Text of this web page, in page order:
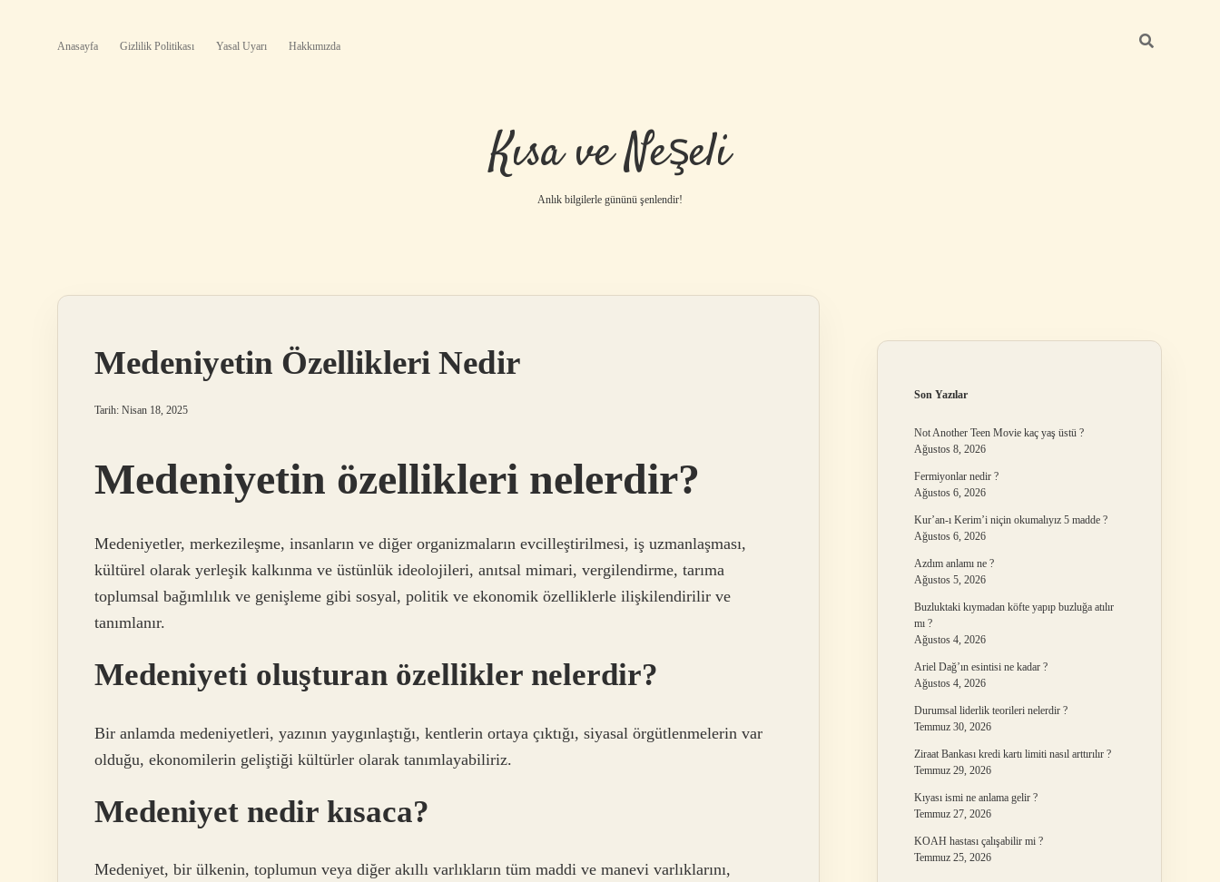
Anasayfa Gizlilik Politikası Yasal Uyarı Hakkımızda
Kısa ve Neşeli
Anlık bilgilerle gününü şenlendir!
Medeniyetin Özellikleri Nedir
Tarih: Nisan 18, 2025
Medeniyetin özellikleri nelerdir?
Medeniyetler, merkezileşme, insanların ve diğer organizmaların evcilleştirilmesi, iş uzmanlaşması,
kültürel olarak yerleşik kalkınma ve üstünlük ideolojileri, anıtsal mimari, vergilendirme, tarıma
toplumsal bağımlılık ve genişleme gibi sosyal, politik ve ekonomik özelliklerle ilişkilendirilir ve
tanımlanır.
Medeniyeti oluşturan özellikler nelerdir?
Bir anlamda medeniyetleri, yazının yaygınlaştığı, kentlerin ortaya çıktığı, siyasal örgütlenmelerin var
olduğu, ekonomilerin geliştiği kültürler olarak tanımlayabiliriz.
Medeniyet nedir kısaca?
Medeniyet, bir ülkenin, toplumun veya diğer akıllı varlıkların tüm maddi ve manevi varlıklarını,
Son Yazılar
Not Another Teen Movie kaç yaş üstü ?
Ağustos 8, 2026
Fermiyonlar nedir ?
Ağustos 6, 2026
Kur’an-ı Kerim’i niçin okumalıyız 5 madde ?
Ağustos 6, 2026
Azdım anlamı ne ?
Ağustos 5, 2026
Buzluktaki kıymadan köfte yapıp buzluğa atılır
mı ?
Ağustos 4, 2026
Ariel Dağ’ın esintisi ne kadar ?
Ağustos 4, 2026
Durumsal liderlik teorileri nelerdir ?
Temmuz 30, 2026
Ziraat Bankası kredi kartı limiti nasıl arttırılır ?
Temmuz 29, 2026
Kıyası ismi ne anlama gelir ?
Temmuz 27, 2026
KOAH hastası çalışabilir mi ?
Temmuz 25, 2026